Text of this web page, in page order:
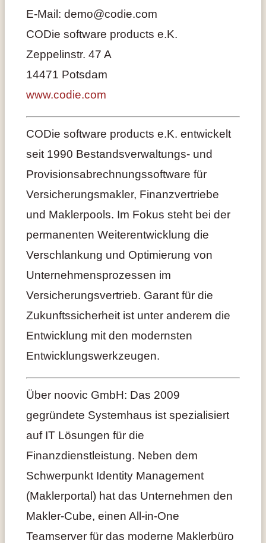
E-Mail: demo@codie.com
CODie software products e.K.
Zeppelinstr. 47 A
14471 Potsdam
www.codie.com
CODie software products e.K. entwickelt
seit 1990 Bestandsverwaltungs- und
Provisionsabrechnungssoftware für
Versicherungsmakler, Finanzvertriebe
und Maklerpools. Im Fokus steht bei der
permanenten Weiterentwicklung die
Verschlankung und Optimierung von
Unternehmensprozessen im
Versicherungsvertrieb. Garant für die
Zukunftssicherheit ist unter anderem die
Entwicklung mit den modernsten
Entwicklungswerkzeugen.
Über noovic GmbH: Das 2009
gegründete Systemhaus ist spezialisiert
auf IT Lösungen für die
Finanzdienstleistung. Neben dem
Schwerpunkt Identity Management
(Maklerportal) hat das Unternehmen den
Makler-Cube, einen All-in-One
Teamserver für das moderne Maklerbüro